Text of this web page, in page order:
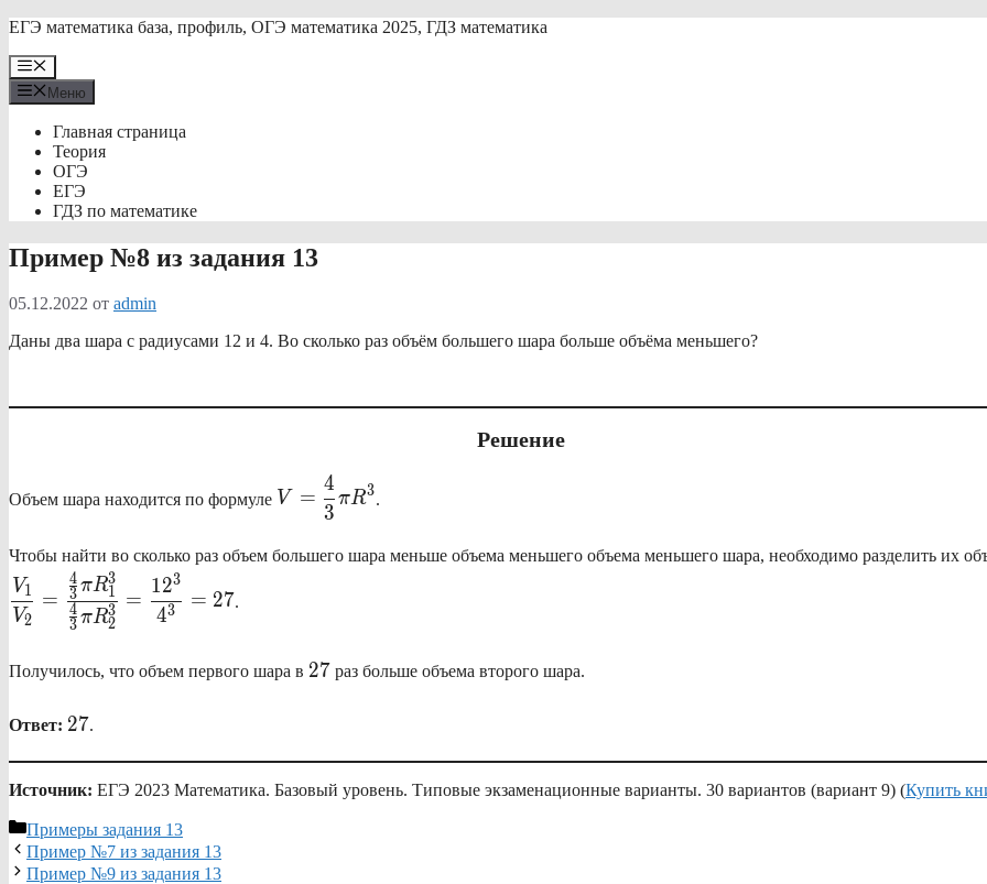
Перейти
содержимому
ЕГЭ математика база, профиль, ОГЭ математика 2025, ГДЗ математика
Меню
Меню
Главная страница
Теория
ОГЭ
ЕГЭ
ГДЗ по математике
Пример №8 из задания 13
05.12.2022 от admin
Даны два шара с радиусами 12 и 4. Во сколько раз объём большего шара больше объёма меньшего?
Решение
Объем шара находится по формуле
\displaystyle
V=\frac{4}
V =
3
4
πR3.
Чтобы найти во сколько раз объем большего шара меньше объема меньшего объема меньшего шара, необходимо разделить их
V2
V1 =
3
4πR2
3
3
4πR1
3
=
43
123
= 27.
Получилось, что объем первого шара в 27
27 раз больше объема второго шара.
Ответ: 27
27.
Источник: ЕГЭ 2023 Математика. Базовый уровень. Типовые экзаменационные варианты. 30 вариантов (вариант 9) (Купить
Рубрики
Примеры задания 13
Пример №7 из задания 13
Пример №9 из задания 13